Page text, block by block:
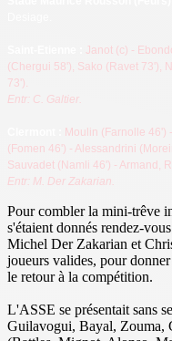
Janot (c) -
(Chergui 58'), Sako (Ravet 73'),
73').
Entr: C. Galtier.
Moulin (Farnolle 46')
(Fomen 46') - Alessandrini
Sauvadet (Namli 46') - Armand,
Entr: M. Der Zakarian.
Pour combler la mini-trêve
s'étaient donnés rendez-
Michel Der Zakarian et
joueurs valides, pour
le retour à la compétition.
L'ASSE se présentait sans
Guilavogui, Bayal, Zouma,